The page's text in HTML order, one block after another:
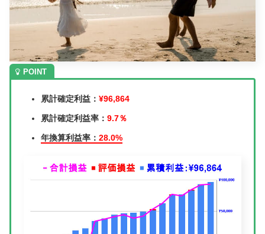
累計確定利益： ¥96,864
累計確定利益率： 9.7％
年換算利益率： 28.0%